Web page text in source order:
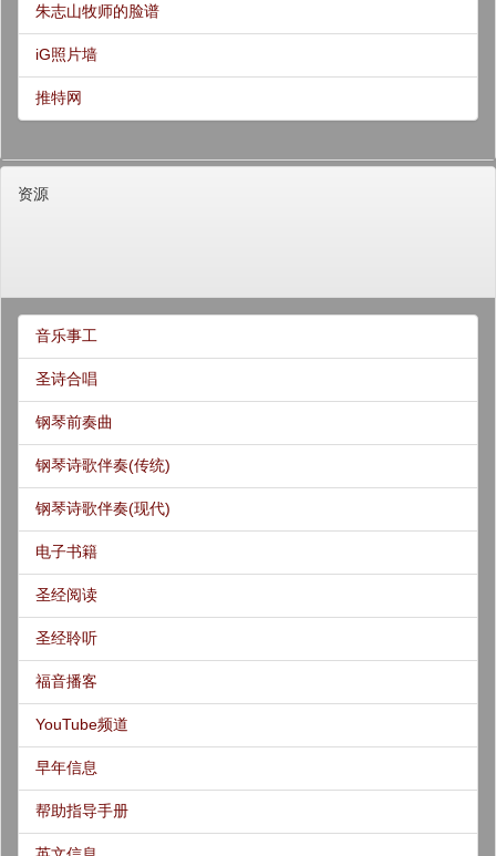
朱志山牧师的脸谱
iG照片墙
推特网
资源
音乐事工
圣诗合唱
钢琴前奏曲
钢琴诗歌伴奏(传统)
钢琴诗歌伴奏(现代)
电子书籍
圣经阅读
圣经聆听
福音播客
YouTube频道
早年信息
帮助指导手册